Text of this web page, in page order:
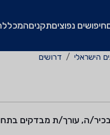
חיפושים נפוציםתקנים
הישראלי דרושים
ה, עורך/ת מבדקים בתחום